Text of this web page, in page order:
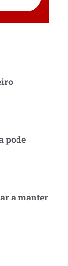
pode
a manter